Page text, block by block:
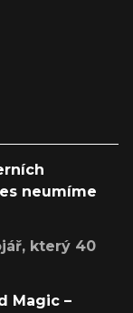
neumíme
který 40
Magic –